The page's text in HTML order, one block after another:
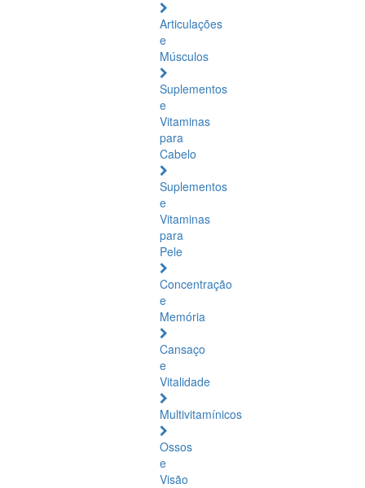
Articulações
e
Músculos
Suplementos
e
Vitaminas
para
Cabelo
Suplementos
e
Vitaminas
para
Pele
Concentração
e
Memória
Cansaço
e
Vitalidade
Multivitamínicos
Ossos
e
Visão